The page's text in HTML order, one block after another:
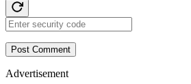
Post Comment
Advertisement